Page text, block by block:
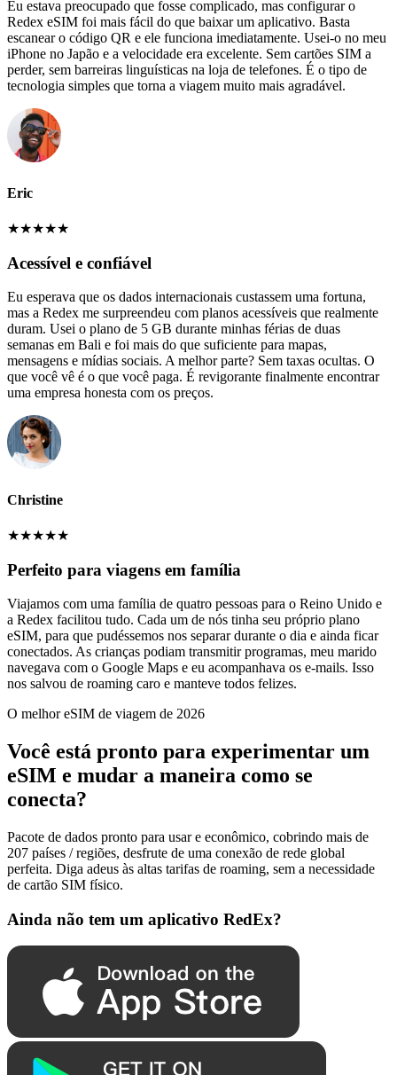
Eu estava preocupado que fosse complicado, mas configurar o
Redex eSIM foi mais fácil do que baixar um aplicativo. Basta
escanear o código QR e ele funciona imediatamente. Usei-o no meu
iPhone no Japão e a velocidade era excelente. Sem cartões SIM a
perder, sem barreiras linguísticas na loja de telefones. É o tipo de
tecnologia simples que torna a viagem muito mais agradável.
Eric
★★★★★
Acessível e confiável
Eu esperava que os dados internacionais custassem uma fortuna,
mas a Redex me surpreendeu com planos acessíveis que realmente
duram. Usei o plano de 5 GB durante minhas férias de duas
semanas em Bali e foi mais do que suficiente para mapas,
mensagens e mídias sociais. A melhor parte? Sem taxas ocultas. O
que você vê é o que você paga. É revigorante finalmente encontrar
uma empresa honesta com os preços.
Christine
★★★★★
Perfeito para viagens em família
Viajamos com uma família de quatro pessoas para o Reino Unido e
a Redex facilitou tudo. Cada um de nós tinha seu próprio plano
eSIM, para que pudéssemos nos separar durante o dia e ainda ficar
conectados. As crianças podiam transmitir programas, meu marido
navegava com o Google Maps e eu acompanhava os e-mails. Isso
nos salvou de roaming caro e manteve todos felizes.
O melhor eSIM de viagem de 2026
Você está pronto para experimentar um
eSIM e mudar a maneira como se
conecta?
Pacote de dados pronto para usar e econômico, cobrindo mais de
207 países / regiões, desfrute de uma conexão de rede global
perfeita. Diga adeus às altas tarifas de roaming, sem a necessidade
de cartão SIM físico.
Ainda não tem um aplicativo RedEx?